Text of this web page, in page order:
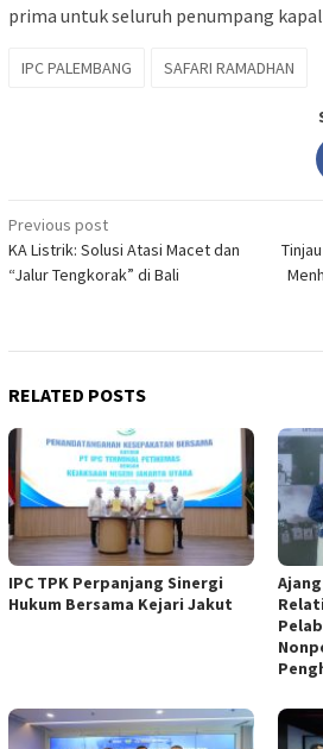
prima untuk seluruh penumpang
IPC PALEMBANG SAFARI RAMADHAN
Post
navigation
Previous post
KA Listrik: Solusi Atasi Macet dan
“Jalur Tengkorak” di Bali
RELATED POSTS
IPC TPK Perpanjang Sinergi
Hukum Bersama Kejari Jakut